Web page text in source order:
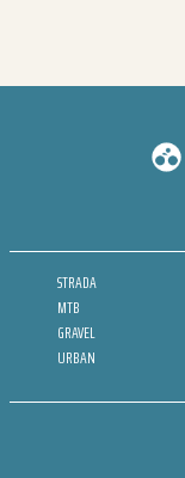
STRADA
MTB
GRAVEL
URBAN